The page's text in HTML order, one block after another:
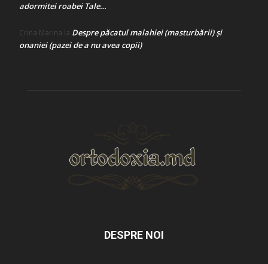
adormitei roabei Tale…
Crina Marina la Despre păcatul malahiei (masturbării) şi
onaniei (pazei de a nu avea copii)
DESPRE NOI